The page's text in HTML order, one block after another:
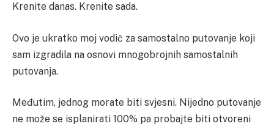
Krenite danas. Krenite sada.
Ovo je ukratko moj vodič za samostalno putovanje koji
sam izgradila na osnovi mnogobrojnih samostalnih
putovanja.
Međutim, jednog morate biti svjesni. Nijedno putovanje
ne može se isplanirati 100% pa probajte biti otvoreni